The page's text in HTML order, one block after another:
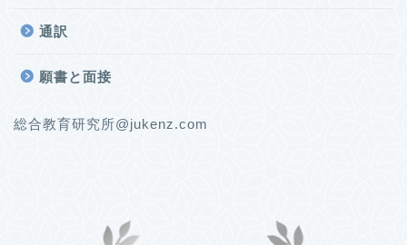
通訳
願書と面接
総合教育研究所@jukenz.com